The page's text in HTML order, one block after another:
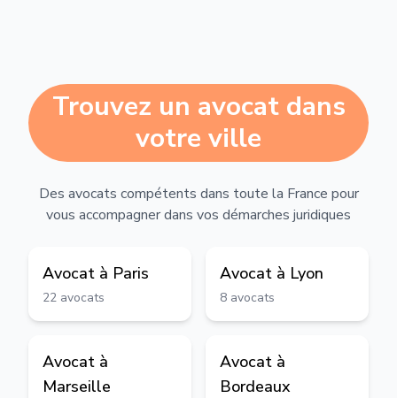
Trouvez un avocat dans
votre ville
Des avocats compétents dans toute la France pour
vous accompagner dans vos démarches juridiques
Avocat à Paris
22 avocats
Avocat à Lyon
8 avocats
Avocat à
Marseille
Avocat à
Bordeaux